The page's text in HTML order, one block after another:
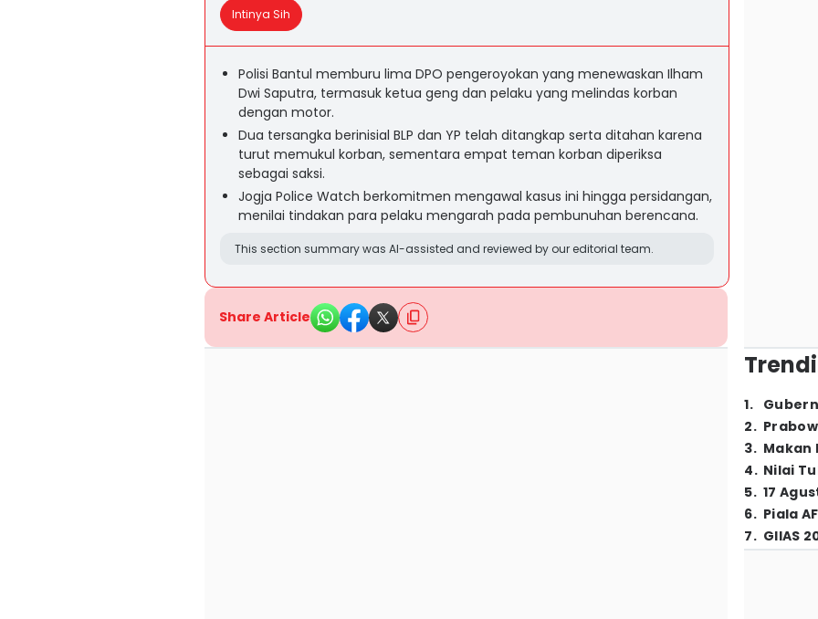
Intinya Sih
Polisi Bantul memburu lima DPO pengeroyokan yang menewaskan Ilham
Dwi Saputra, termasuk ketua geng dan pelaku yang melindas korban
dengan motor.
Dua tersangka berinisial BLP dan YP telah ditangkap serta ditahan karena
turut memukul korban, sementara empat teman korban diperiksa
sebagai saksi.
Jogja Police Watch berkomitmen mengawal kasus ini hingga persidangan,
menilai tindakan para pelaku mengarah pada pembunuhan berencana.
This section summary was AI-assisted and reviewed by our editorial team.
Share Article
1.
2.
3. Makan
4. Nilai
5. 17
6. Piala
7. GIIAS